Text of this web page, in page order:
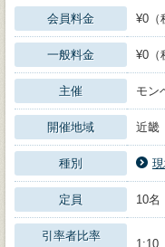
会員料金 ¥0（
一般料金 ¥0（
主催 モン
開催地域 近畿
種別
定員 10名
引率者比率
1:10